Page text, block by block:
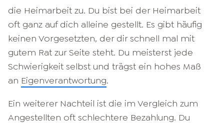
die Heimarbeit zu. Du bist bei der Heimarbeit
oft ganz auf dich alleine gestellt. Es gibt häufig
keinen Vorgesetzten, der dir schnell mal mit
gutem Rat zur Seite steht. Du meisterst jede
Schwierigkeit selbst und trägst ein hohes Maß
an Eigenverantwortung.
Ein weiterer Nachteil ist die im Vergleich zum
Angestellten oft schlechtere Bezahlung. Du